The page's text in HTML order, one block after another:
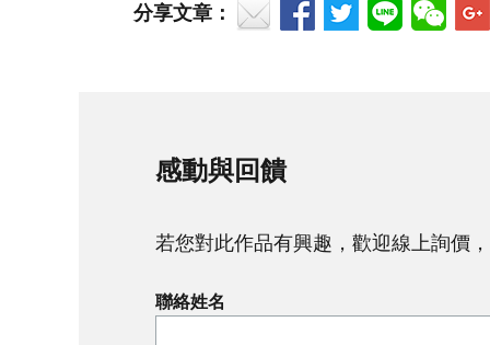
分享文章：
感動與回饋
若您對此作品有興趣，歡迎線上詢價
聯絡姓名